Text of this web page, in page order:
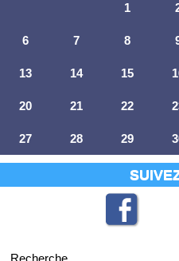
1
6 7 8
13 14 15
20 21 22
27 28 29